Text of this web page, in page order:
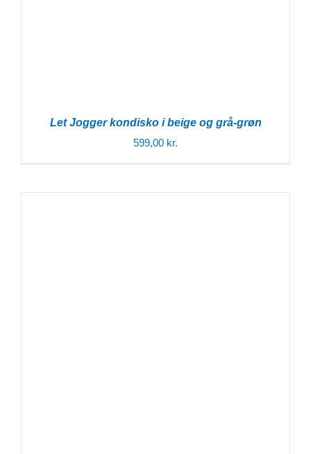
Let Jogger kondisko i beige og grå-grøn
599,00 kr.